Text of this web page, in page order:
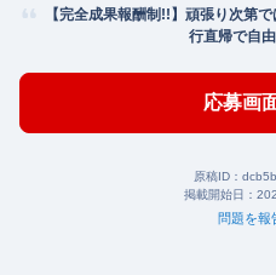
【完全成果報酬制!!】頑張り次第
行直帰で自
応募画
原稿ID：
掲載開始日：
問題を報